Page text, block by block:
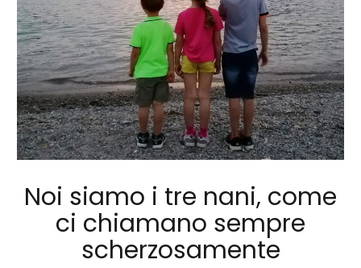
Noi siamo i tre nani, come
ci chiamano sempre
scherzosamente